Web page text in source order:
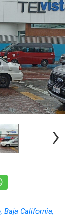
›
Baja California,